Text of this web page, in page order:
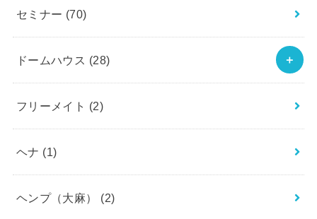
セミナー (70)
ドームハウス (28)
フリーメイト (2)
ヘナ (1)
ヘンプ（大麻） (2)